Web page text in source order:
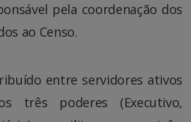
pela coordenação dos
ao Censo.
entre servidores ativos
três poderes (Executivo,